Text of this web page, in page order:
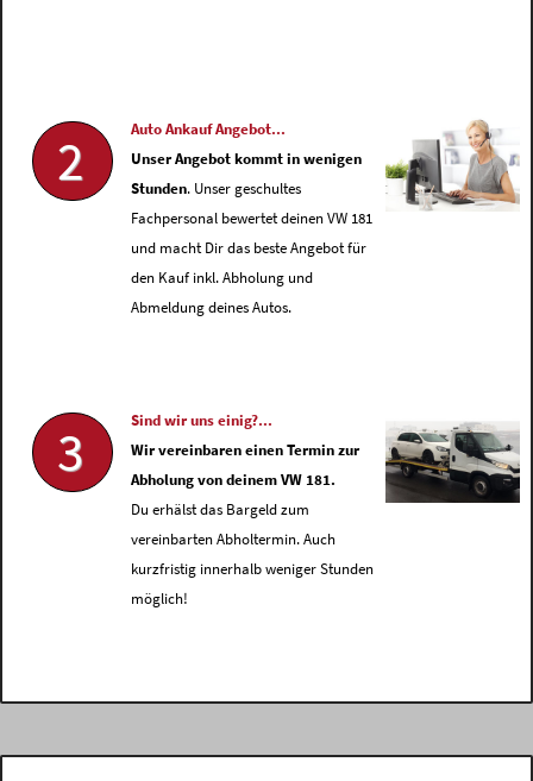
2
Auto Ankauf Angebot...
Unser Angebot kommt in wenigen
Stunden. Unser geschultes
Fachpersonal bewertet deinen VW 181
und macht Dir das beste Angebot für
den Kauf inkl. Abholung und
Abmeldung deines Autos.
3
Sind wir uns einig?...
Wir vereinbaren einen Termin zur
Abholung von deinem VW 181.
Du erhälst das Bargeld zum
vereinbarten Abholtermin. Auch
kurzfristig innerhalb weniger Stunden
möglich!